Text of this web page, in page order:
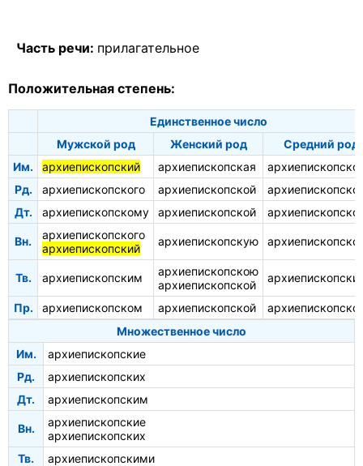
Часть речи: прилагательное
Положительная степень:
Единственное число
Мужской род
Женский род
Средний род
Им.
архиепископский архиепископская
Рд.
архиепископского архиепископской
Дт.
архиепископскому архиепископской
Вн.
архиепископского
архиепископский
архиепископскую
Тв. архиепископским
архиепископскою
архиепископской
Пр. архиепископском архиепископской
Множественное число
Им.
архиепископские
Рд.
архиепископских
Дт.
архиепископским
Вн.
архиепископские
архиепископских
Тв.
архиепископскими